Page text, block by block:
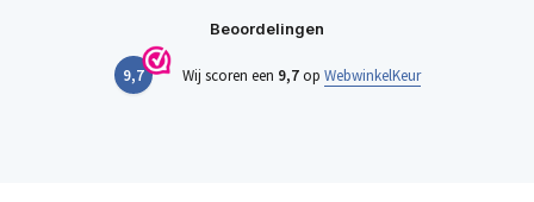
Beoordelingen
9,7 Wij scoren een 9,7op WebwinkelKeur